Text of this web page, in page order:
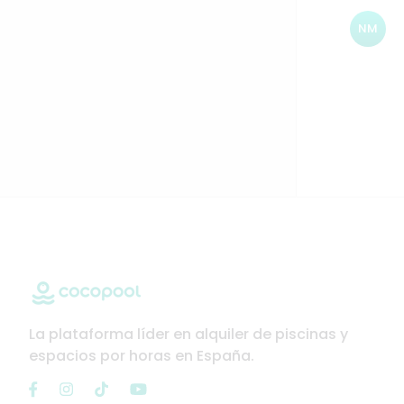
NM
La plataforma líder en alquiler de piscinas y
espacios por horas en España.